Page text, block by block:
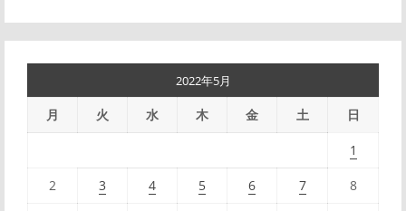
2022年5月
月 火 水 木 金 土 日
1
2 3 4 5 6 7 8